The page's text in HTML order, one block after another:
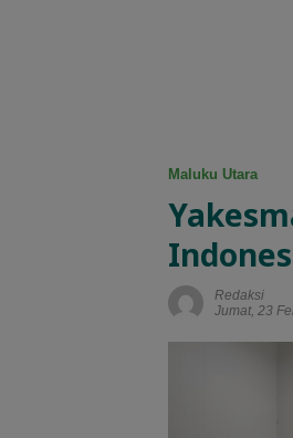
Maluku Utara
Redaksi
Jumat, 23